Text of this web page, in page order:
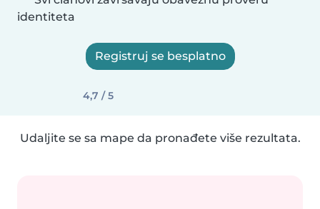
identiteta
Registruj se besplatno
4,7 / 5
Udaljite se sa mape da pronađete više rezultata.